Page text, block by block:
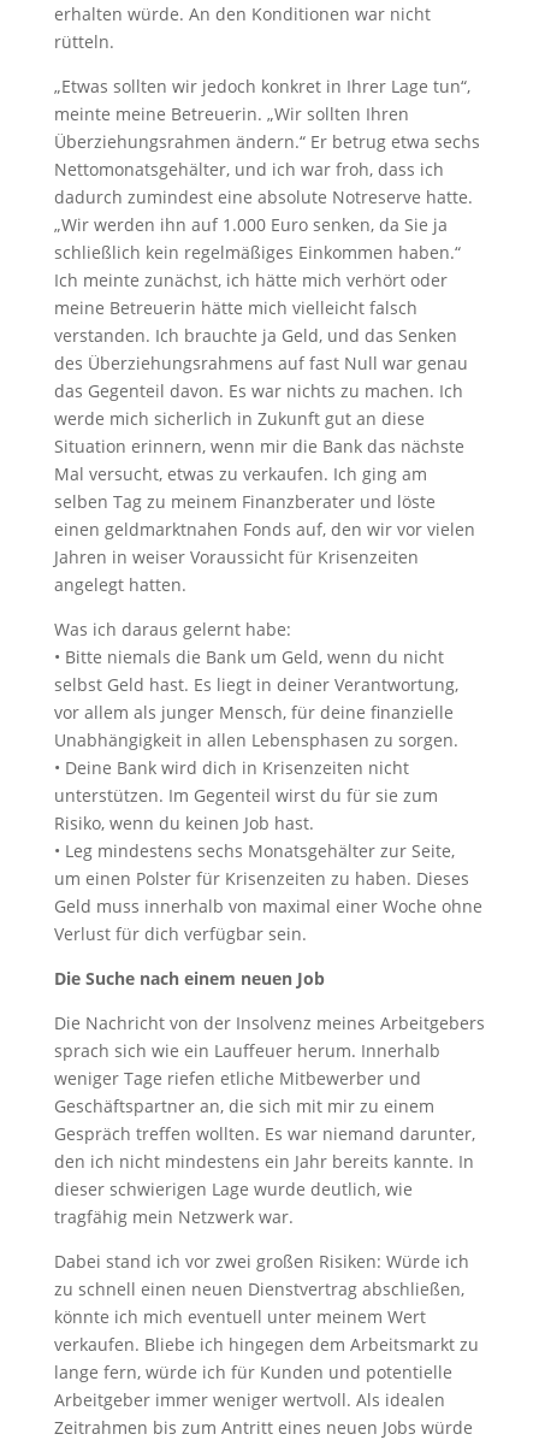
erhalten würde. An den Konditionen war nicht
rütteln.
„Etwas sollten wir jedoch konkret in Ihrer Lage tun“,
meinte meine Betreuerin. „Wir sollten Ihren
Überziehungsrahmen ändern.“ Er betrug etwa sechs
Nettomonatsgehälter, und ich war froh, dass ich
dadurch zumindest eine absolute Notreserve hatte.
„Wir werden ihn auf 1.000 Euro senken, da Sie ja
schließlich kein regelmäßiges Einkommen haben.“
Ich meinte zunächst, ich hätte mich verhört oder
meine Betreuerin hätte mich vielleicht falsch
verstanden. Ich brauchte ja Geld, und das Senken
des Überziehungsrahmens auf fast Null war genau
das Gegenteil davon. Es war nichts zu machen. Ich
werde mich sicherlich in Zukunft gut an diese
Situation erinnern, wenn mir die Bank das nächste
Mal versucht, etwas zu verkaufen. Ich ging am
selben Tag zu meinem Finanzberater und löste
einen geldmarktnahen Fonds auf, den wir vor vielen
Jahren in weiser Voraussicht für Krisenzeiten
angelegt hatten.
Was ich daraus gelernt habe:
• Bitte niemals die Bank um Geld, wenn du nicht
selbst Geld hast. Es liegt in deiner Verantwortung,
vor allem als junger Mensch, für deine finanzielle
Unabhängigkeit in allen Lebensphasen zu sorgen.
• Deine Bank wird dich in Krisenzeiten nicht
unterstützen. Im Gegenteil wirst du für sie zum
Risiko, wenn du keinen Job hast.
• Leg mindestens sechs Monatsgehälter zur Seite,
um einen Polster für Krisenzeiten zu haben. Dieses
Geld muss innerhalb von maximal einer Woche ohne
Verlust für dich verfügbar sein.
Die Suche nach einem neuen Job
Die Nachricht von der Insolvenz meines Arbeitgebers
sprach sich wie ein Lauffeuer herum. Innerhalb
weniger Tage riefen etliche Mitbewerber und
Geschäftspartner an, die sich mit mir zu einem
Gespräch treffen wollten. Es war niemand darunter,
den ich nicht mindestens ein Jahr bereits kannte. In
dieser schwierigen Lage wurde deutlich, wie
tragfähig mein Netzwerk war.
Dabei stand ich vor zwei großen Risiken: Würde ich
zu schnell einen neuen Dienstvertrag abschließen,
könnte ich mich eventuell unter meinem Wert
verkaufen. Bliebe ich hingegen dem Arbeitsmarkt zu
lange fern, würde ich für Kunden und potentielle
Arbeitgeber immer weniger wertvoll. Als idealen
Zeitrahmen bis zum Antritt eines neuen Jobs würde